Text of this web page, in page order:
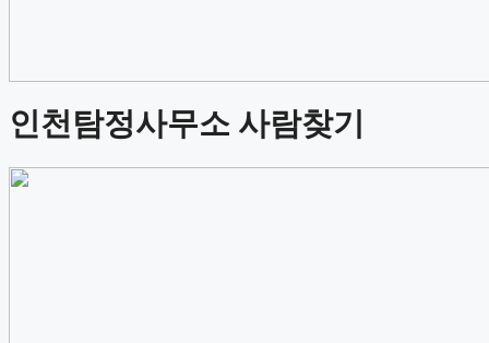
인천탐정사무소 사람찾기